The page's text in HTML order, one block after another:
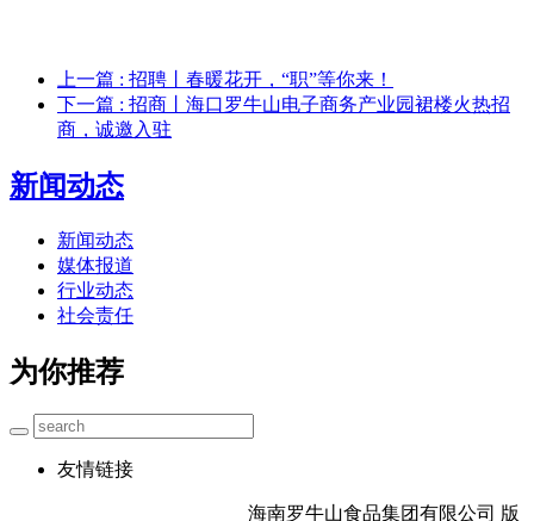
上一篇 : 招聘丨春暖花开，“职”等你来！
下一篇 : 招商丨海口罗牛山电子商务产业园裙楼火热招
商，诚邀入驻
新闻动态
新闻动态
媒体报道
行业动态
社会责任
为你推荐
友情链接
海南罗牛山食品集团有限公司 版